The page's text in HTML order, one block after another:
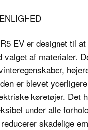
EV er designet til
valget af materialer.
er blevet
køretøjer. Det
under alle
skadelige